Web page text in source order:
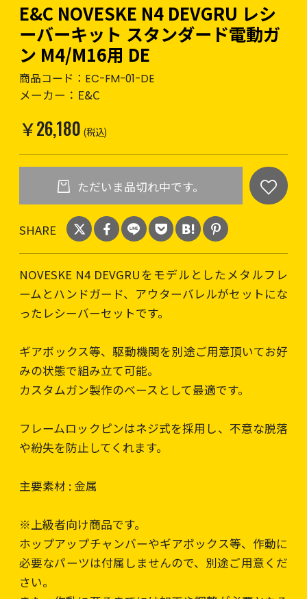
E&C NOVESKE N4 DEVGRU レシ
ーバーキット スタンダード電動ガ
ン M4/M16用 DE
商品コード： EC-FM-01-DE
メーカー： E&C
￥26,180 (税込)
ただいま品切れ中です。
SHARE
NOVESKE N4 DEVGRUをモデルとしたメタルフレ
ームとハンドガード、アウターバレルがセットにな
ったレシーバーセットです。
ギアボックス等、駆動機関を別途ご用意頂いてお好
みの状態で組み立て可能。
カスタムガン製作のベースとして最適です。
フレームロックピンはネジ式を採用し、不意な脱落
や紛失を防止してくれます。
主要素材 : 金属
※上級者向け商品です。
ホップアップチャンバーやギアボックス等、作動に
必要なパーツは付属しませんので、別途ご用意くだ
さい。